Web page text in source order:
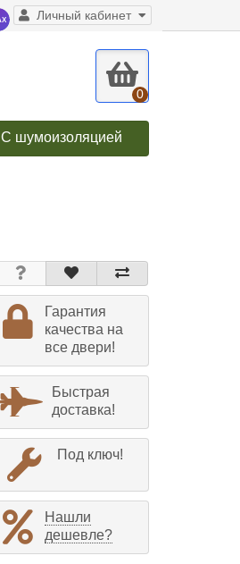
Личный кабинет
0
С шумоизоляцией
Гарантия
качества на
все двери!
Быстрая
доставка!
Под ключ!
Нашли
дешевле?